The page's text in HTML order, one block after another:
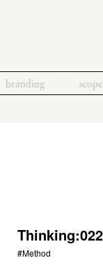
branding scope
Thinking:022
#Method